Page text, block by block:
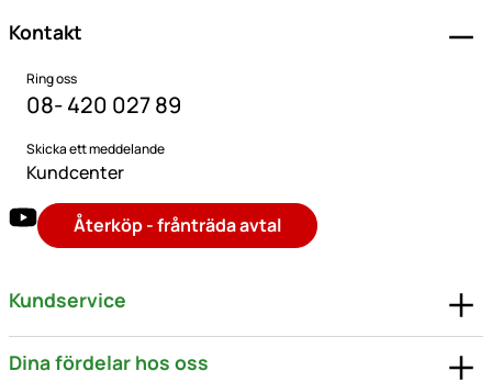
Kontakt
Ring oss
08- 420 027 89
Skicka ett meddelande
Kundcenter
Återköp - frånträda avtal
Kundservice
Dina fördelar hos oss